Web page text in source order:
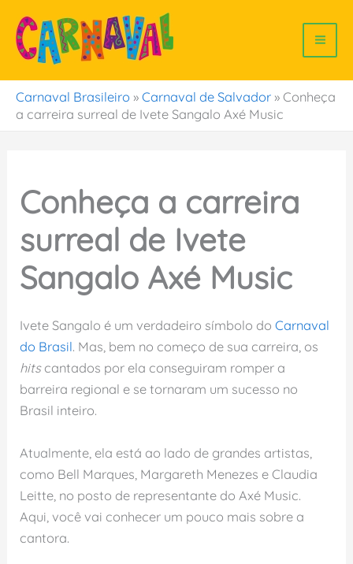
para
Carnaval Brasileiro » Carnaval de Salvador » Conheça
a carreira surreal de Ivete Sangalo Axé Music
Conheça a carreira
surreal de Ivete
Sangalo Axé Music
Ivete Sangalo é um verdadeiro símbolo doCarnaval
do Brasil. Mas, bem no começo de sua carreira, os
hits cantados por ela conseguiram romper a
barreira regional e se tornaram um sucesso no
Brasil inteiro.
Atualmente, ela está ao lado de grandes artistas,
como Bell Marques, Margareth Menezes e Claudia
Leitte, no posto de representante do Axé Music.
Aqui, você vai conhecer um pouco mais sobre a
cantora.